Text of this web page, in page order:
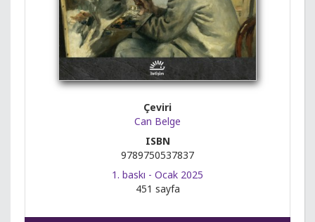
Çeviri
Can Belge
ISBN
9789750537837
1. baskı - Ocak 2025
451 sayfa